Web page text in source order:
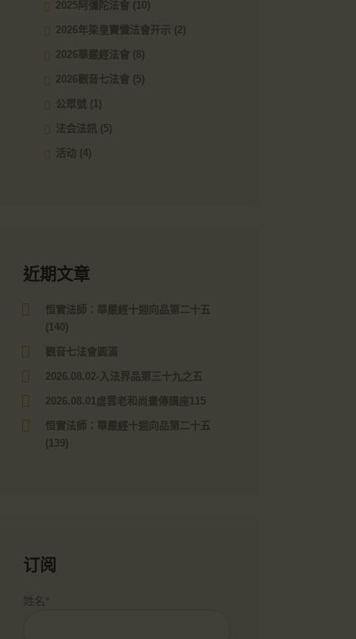
2025阿彌陀法會 (10)
2026年梁皇寶懺法會开示 (2)
2026華嚴經法會 (8)
2026觀音七法會 (5)
公眾號 (1)
法会法訊 (5)
活动 (4)
近期文章
恒實法師：華嚴經十迴向品第二十五
(140)
觀音七法會圓滿
2026.08.02-入法界品第三十九之五
2026.08.01虛雲老和尚畫傳講座115
恒實法師：華嚴經十迴向品第二十五
(139)
订阅
姓名*